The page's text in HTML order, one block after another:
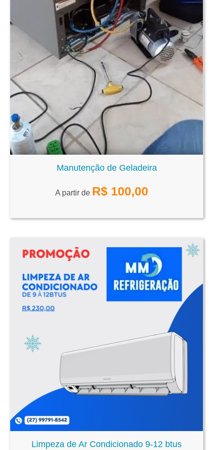
Manutenção de Geladeira
A partir de R$ 100,00
Limpeza de Ar Condicionado 9-12 btus